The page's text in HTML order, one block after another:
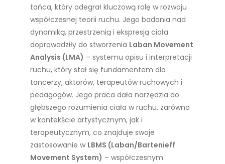
tańca, który odegrał kluczową rolę w rozwoju
współczesnej teorii ruchu. Jego badania nad
dynamiką, przestrzenią i ekspresją ciała
doprowadziły do stworzenia Laban Movement
Analysis (LMA) – systemu opisu i interpretacji
ruchu, który stał się fundamentem dla
tancerzy, aktorów, terapeutów ruchowych i
pedagogów. Jego praca dała narzędzia do
głębszego rozumienia ciała w ruchu, zarówno
w kontekście artystycznym, jak i
terapeutycznym, co znajduje swoje
zastosowanie w LBMS (Laban/Bartenieff
Movement System) – współczesnym